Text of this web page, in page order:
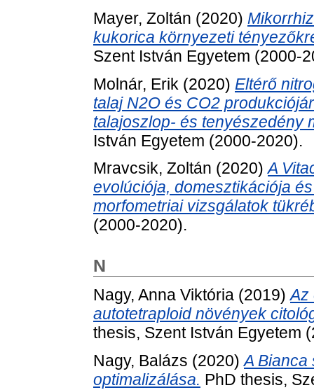
Mayer, Zoltán (2020)
kukorica környezeti
Szent István Egyetem (2000-
Molnár, Erik (2020) Eltérő
talaj N2O és CO2
talajoszlop- és tenyészedény
István Egyetem (2000-2020).
Mravcsik, Zoltán (2020)A
evolúciója, domesztikációja
morfometriai vizsgálatok
(2000-2020).
N
Nagy, Anna Viktória (2019)Az
autotetraploid növények
thesis, Szent István Egyetem
Nagy, Balázs (2020)A Bianca
optimalizálása. PhD thesis,